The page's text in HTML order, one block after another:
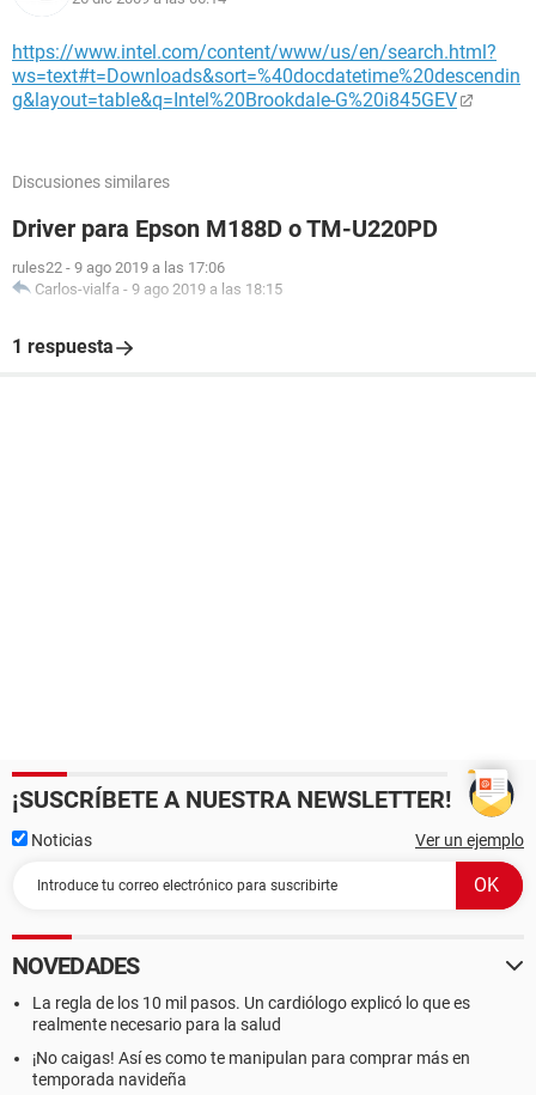
https://www.intel.com/content/www/us/en/search.html?
ws=text#t=Downloads&sort=%40docdatetime%20descendin
g&layout=table&q=Intel%20Brookdale-G%20i845GEV
Discusiones similares
Driver para Epson M188D o TM-U220PD
rules22 - 9 ago 2019 a las 17:06
Carlos-vialfa - 9 ago 2019 a las 18:15
1 respuesta
¡SUSCRÍBETE A NUESTRA NEWSLETTER!
Noticias Ver un ejemplo
NOVEDADES
La regla de los 10 mil pasos. Un cardiólogo explicó lo que es
realmente necesario para la salud
¡No caigas! Así es como te manipulan para comprar más en
temporada navideña